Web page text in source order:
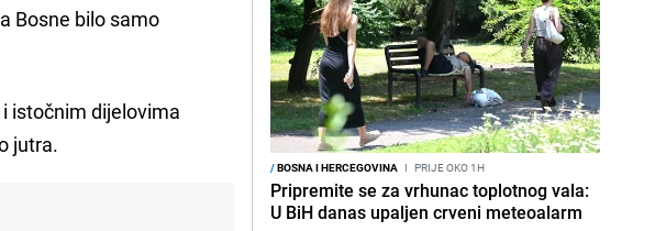
Bosne bilo samo
istočnim dijelovima
jutra.
/BOSNA I HERCEGOVINA I PRIJE OKO 1H
Pripremite se za vrhunac toplotnog vala:
U BiH danas upaljen crveni meteoalarm